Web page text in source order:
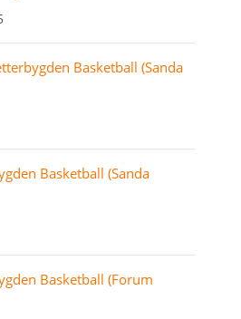
Basketball (Sanda
Basketball (Sanda
Basketball (Forum